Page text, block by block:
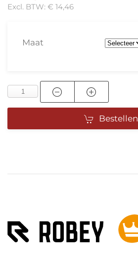
Excl. BTW: € 14,46
Maat
Bestellen